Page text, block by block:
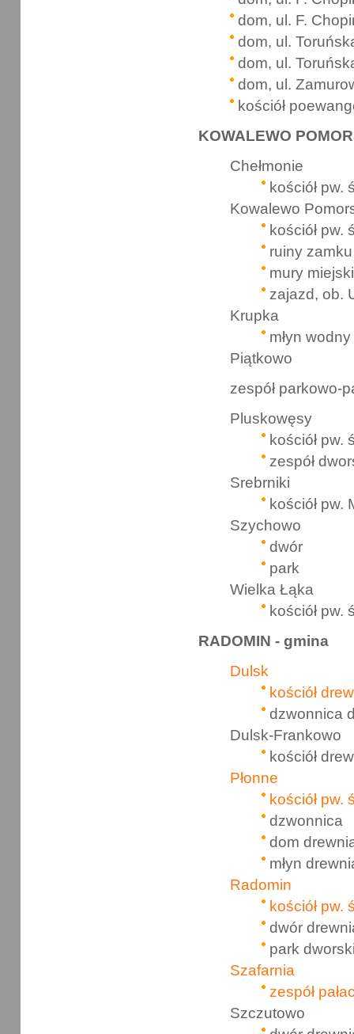
dom, ul. F.
dom, ul.
dom, ul.
dom, ul.
kościół
KOWALEWO
Chełmonie
kościół pw.
Kowalewo
kościół pw.
ruiny zamku
mury
zajazd, ob.
Krupka
młyn wodny
Piątkowo
zespół parkowo-
Pluskowęsy
kościół pw.
zespół
Srebrniki
kościół pw.
Szychowo
dwór
park
Wielka Łąka
kościół pw.
RADOMIN - gmina
Dulsk
kościół
dzwonnica
Dulsk-Frankowo
kościół
Płonne
kościół pw.
dzwonnica
dom
młyn
Radomin
kościół pw.
dwór
park
Szafarnia
zespół
Szczutowo